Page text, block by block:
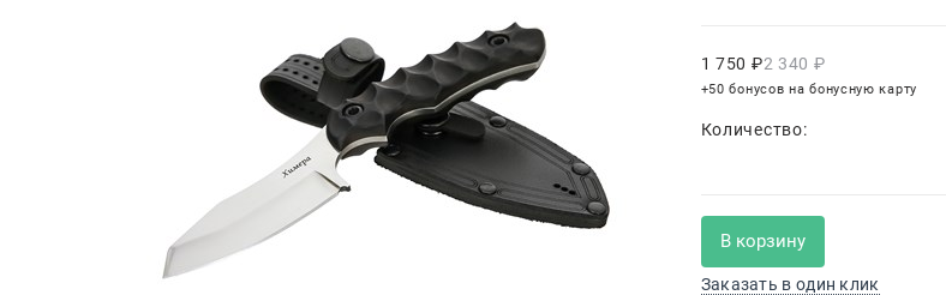
2 340 ₽
1 750 ₽
+50 бонусов на бонусную карту
Количество:
В корзину
Заказать в один клик